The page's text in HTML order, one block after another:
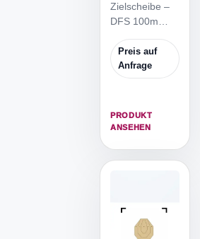
Zielscheibe –
DFS 100m
ist die
reduzierte
Zielscheibe,
Distanz zu
trainieren.
Preis auf
Anfrage
PRODUKT
ANSEHEN